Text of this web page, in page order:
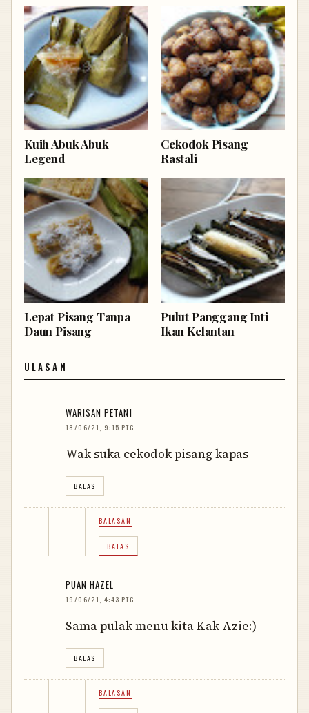
Kuih Abuk Abuk
Legend
Cekodok Pisang
Rastali
Lepat Pisang Tanpa
Daun Pisang
Pulut Panggang Inti
Ikan Kelantan
ULASAN
WARISAN PETANI
18/06/21, 9:15 PTG
Wak suka cekodok pisang kapas
BALAS
BALASAN
BALAS
PUAN HAZEL
19/06/21, 4:43 PTG
Sama pulak menu kita Kak Azie:)
BALAS
BALASAN